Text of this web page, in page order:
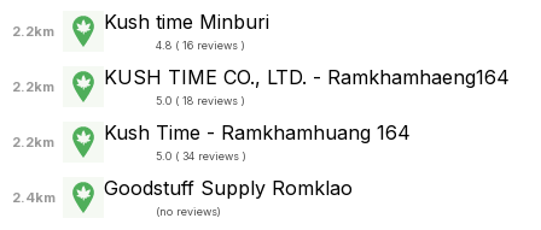
2.2km Kush time Minburi
4.8 ( 16 reviews )
2.2km KUSH TIME CO., LTD. - Ramkhamhaeng164
5.0 ( 18 reviews )
2.2km Kush Time - Ramkhamhuang 164
5.0 ( 34 reviews )
2.4km Goodstuff Supply Romklao
(no reviews)